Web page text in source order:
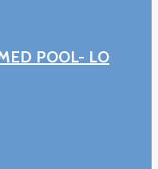
POOL- LO